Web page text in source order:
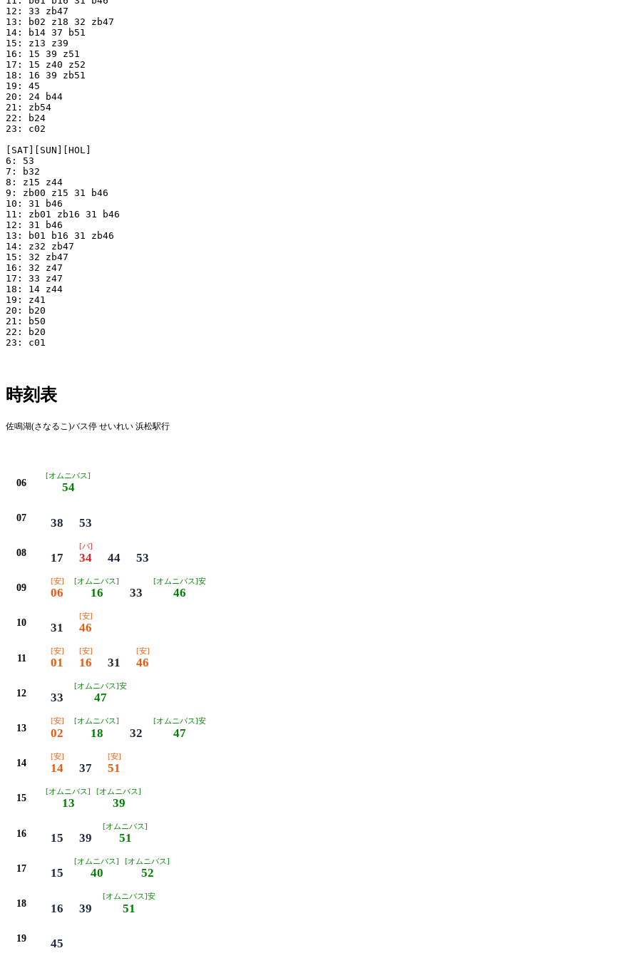
12: 33 zb47
13: b02 z18 32 zb47
14: b14 37 b51
15: z13 z39
16: 15 39 z51
17: 15 z40 z52
18: 16 39 zb51
19: 45
20: 24 b44
21: zb54
22: b24
23: c02
[SAT][SUN][HOL]
6: 53
7: b32
8: z15 z44
9: zb00 z15 31 b46
10: 31 b46
11: zb01 zb16 31 b46
12: 31 b46
13: b01 b16 31 zb46
14: z32 zb47
15: 32 zb47
16: 32 z47
17: 33 z47
18: 14 z44
19: z41
20: b20
21: b50
22: b20
23: c01
時刻表
佐鳴湖(さなるこ)バス停 せいれい 浜松駅行
06
[オムニバス]
54
07 38 53
08 17
[パ]
34 44 53
09
[安]
06
[オムニバス]
16 33
[オムニバス]安
46
10 31
[安]
46
11
[安]
01
[安]
16 31
[安]
46
12 33
[オムニバス]安
47
13
[安]
02
[オムニバス]
18 32
[オムニバス]安
47
14
[安]
14 37
[安]
51
15
[オムニバス]
13
[オムニバス]
39
16 15 39
[オムニバス]
51
17 15
[オムニバス]
40
[オムニバス]
52
18 16 39
[オムニバス]安
51
19 45